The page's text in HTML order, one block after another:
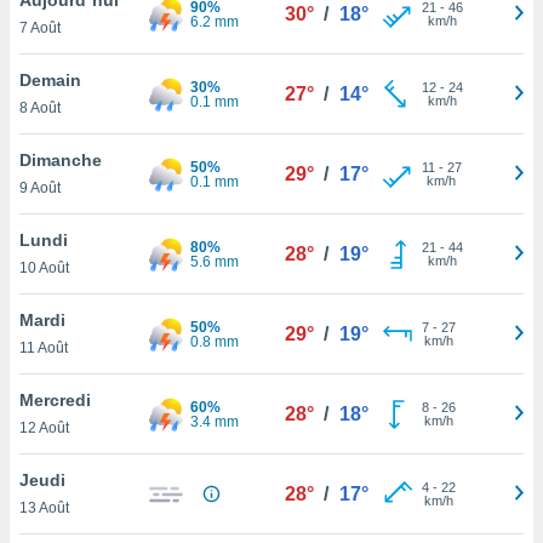
et
»,
au
vous
qu'ils
ou
le
ainsi
un
la
du
7 Août
90%
6.2 mm
30° / 18° 21 - 46
km/h
Demain
8 Août
30%
0.1 mm
27° / 14° 12- 24
km/h
Dimanche
9 Août
50%
0.1 mm
29° / 17° 11 - 27
km/h
Lundi
10 Août
80%
5.6 mm
28° / 19° 21 - 44
km/h
Mardi
11 Août
50%
0.8 mm
29° / 19° 7- 27
km/h
Mercredi
12 Août
60%
3.4 mm
28° / 18° 8- 26
km/h
Jeudi
13 Août
28° / 17° 4- 22
km/h